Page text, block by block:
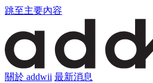
跳至主要內容
關於 addwii 最新消息